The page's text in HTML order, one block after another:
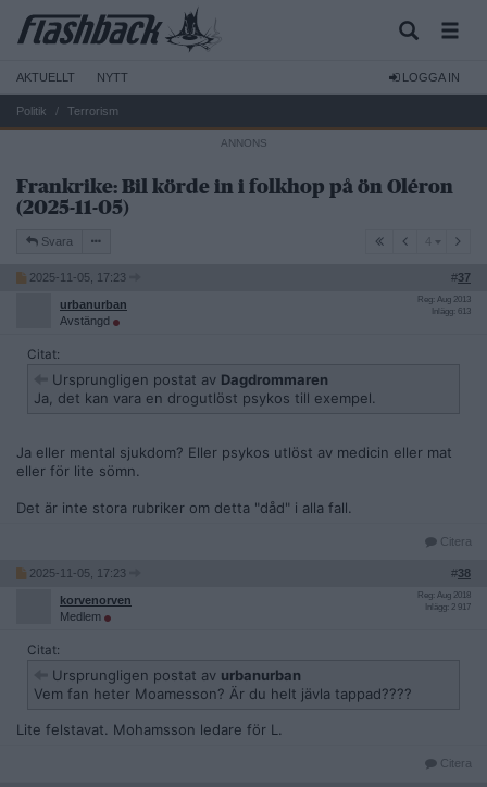
AKTUELLT NYTT LOGGA IN
Politik Terrorism
Frankrike: Bil körde in i folkhop på ön Oléron
(2025-11-05)
Svara 4
2025-11-05, 17:23 #37
urbanurban
Avstängd
Reg: Aug 2013
Inlägg: 613
Citat:
Ursprungligen postat av Dagdrommaren
Ja, det kan vara en drogutlöst psykos till exempel.
Ja eller mental sjukdom? Eller psykos utlöst av medicin eller mat
eller för lite sömn.
Det är inte stora rubriker om detta "dåd" i alla fall.
Citera
2025-11-05, 17:23 #38
korvenorven
Medlem
Reg: Aug 2018
Inlägg: 2 917
Citat:
Ursprungligen postat av urbanurban
Vem fan heter Moamesson? Är du helt jävla tappad????
Lite felstavat. Mohamsson ledare för L.
Citera